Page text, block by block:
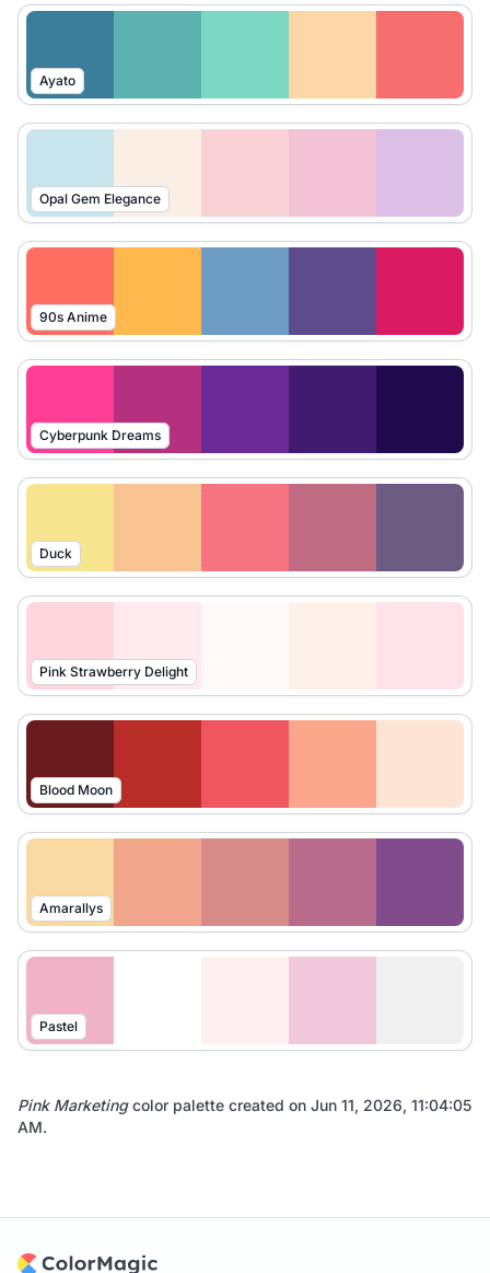
Ayato
Opal Gem Elegance
90s Anime
Cyberpunk Dreams
Duck
Pink Strawberry Delight
Blood Moon
Amarallys
Pastel
Pink Marketingcolor palette created on Jun 11, 2026, 11:04:05
AM.